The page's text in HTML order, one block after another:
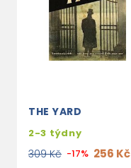
THE YARD
2-3 týdny
309 Kč -17% 256 Kč